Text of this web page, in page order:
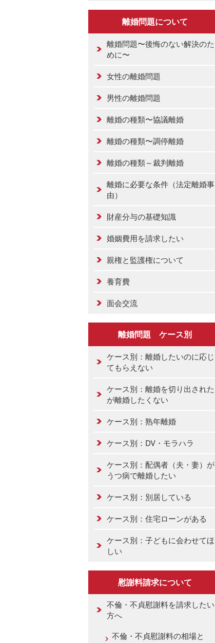
離婚問題について
離婚問題〜後悔のない解決のた
めに〜
女性の離婚問題
男性の離婚問題
離婚の種類〜協議離婚
離婚の種類〜調停離婚
離婚の種類～裁判離婚
離婚に必要な条件（法定離婚事
由）
財産分与の基礎知識
婚姻費用を請求したい
親権と監護権について
養育費
面会交流
離婚問題 ケース別
ケース別：離婚したいのに応じ
てもらえない
ケース別：離婚を切り出された
が離婚したくない
ケース別：熟年離婚
ケース別：DV・モラハラ
ケース別：配偶者（夫・妻）が
うつ病で離婚したい
ケース別：別居している
ケース別：住宅ローンがある
ケース別：子どもに会わせてほ
しい
慰謝料請求について
不倫・不貞慰謝料を請求したい
方へ
不倫・不貞慰謝料の相場と